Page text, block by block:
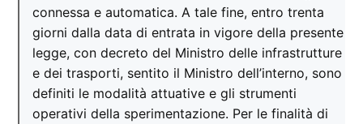
connessa e automatica. A tale fine, entro trenta
giorni dalla data di entrata in vigore della presente
legge, con decreto del Ministro delle infrastrutture
e dei trasporti, sentito il Ministro dell’interno, sono
definiti le modalità attuative e gli strumenti
operativi della sperimentazione. Per le finalità di